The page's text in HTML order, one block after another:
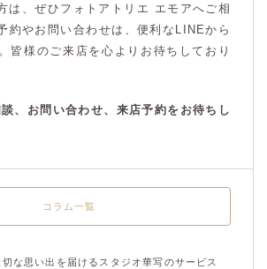
は、ぜひフォトアトリエ エモアへご相
約やお問い合わせは、便利なLINEから
皆様のご来店を心よりお待ちしており
、お問い合わせ、来店予約をお待ちし
な思い出を届けるスタジオ華写のサービス
コラム一覧